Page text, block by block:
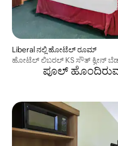
Liberal ನಲ್ಲಿ ಹೋಟೆಲ್ ರೂಮ್
ಹೋಟೆಲ್ ಲಿಬರಲ್ KS ಸೌತ್ ಕ್ವೀನ್
ಪೂಲ್